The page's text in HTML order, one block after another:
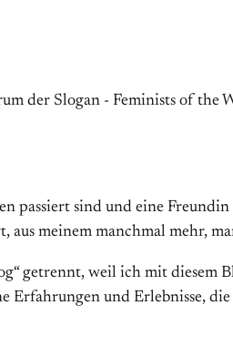
passiert sind und eine
aus meinem manchmal mehr,
getrennt, weil ich mit
und Erlebnisse,